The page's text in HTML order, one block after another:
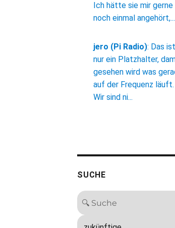
Ich hätte sie mir gerne
noch einmal angehört,...
jero (Pi Radio): Das ist
nur ein Platzhalter,
gesehen wird was
auf der Frequenz läuft.
Wir sind ni...
SUCHE